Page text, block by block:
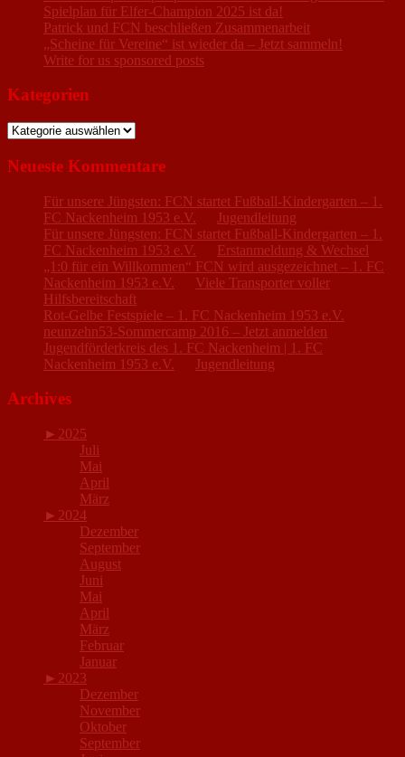
Spielplan für Elfer-Champion 2025 ist da!
Patrick und FCN beschließen Zusammenarbeit
„Scheine für Vereine“ ist wieder da – Jetzt sammeln!
Write for us sponsored posts
Kategorien
Kategorien
Neueste Kommentare
Für unsere Jüngsten: FCN startet Fußball-Kindergarten – 1.
FC Nackenheim 1953 e.V.
Jugendleitung
Für unsere Jüngsten: FCN startet Fußball-Kindergarten – 1.
FC Nackenheim 1953 e.V.
Erstanmeldung & Wechsel
„1:0 für ein Willkommen“ FCN wird ausgezeichnet – 1. FC
Nackenheim 1953 e.V.
Viele Transporter voller
Hilfsbereitschaft
Rot-Gelbe Festspiele – 1. FC Nackenheim 1953 e.V.
neunzehn53-Sommercamp 2016 – Jetzt anmelden
Jugendförderkreis des 1. FC Nackenheim | 1. FC
Nackenheim 1953 e.V.
Jugendleitung
Archives
► 2025
Juli
Mai
April
März
► 2024
Dezember
September
August
Juni
Mai
April
März
Februar
Januar
► 2023
Dezember
November
Oktober
September